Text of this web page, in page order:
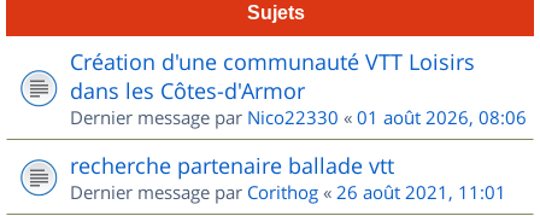
Sujets
Création d'une communauté VTT Loisirs
dans les Côtes-d'Armor
Dernier message par Nico22330 « 01 août 2026, 08:06
recherche partenaire ballade vtt
Dernier message par Corithog « 26 août 2021, 11:01